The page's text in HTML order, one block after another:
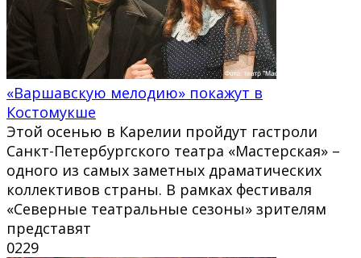
«Варшавскую мелодию» покажут в
Костомукше
Этой осенью в Карелии пройдут гастроли
Санкт-Петербургского театра «Мастерская» –
одного из самых заметных драматических
коллективов страны. В рамках фестиваля
«Северные театральные сезоны» зрителям
представят
0229